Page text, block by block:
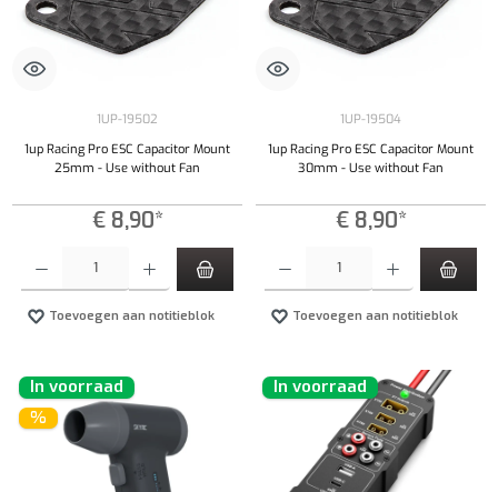
1UP-19502
1up Racing Pro ESC Capacitor Mount
25mm - Use without Fan
€ 8,90*
Toevoegen aan notitieblok
1UP-19504
1up Racing Pro ESC Capacitor Mount
30mm - Use without Fan
€ 8,90*
Toevoegen aan notitieblok
In voorraad
%
In voorraad